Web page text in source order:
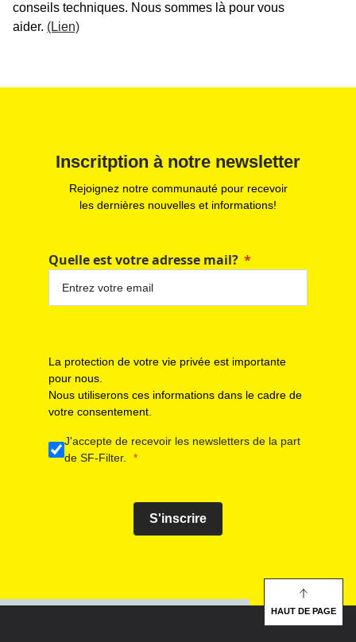
conseils techniques. Nous sommes là pour vous
aider. (Lien)
Inscritption à notre newsletter
Rejoignez notre communauté pour recevoir
les dernières nouvelles et informations!
Quelle est votre adresse mail?
La protection de votre vie privée est importante
pour nous.
Nous utiliserons ces informations dans le cadre de
votre consentement.
J'accepte de recevoir les newsletters de la part
de SF-Filter.
S'inscrire
HAUT DE PAGE